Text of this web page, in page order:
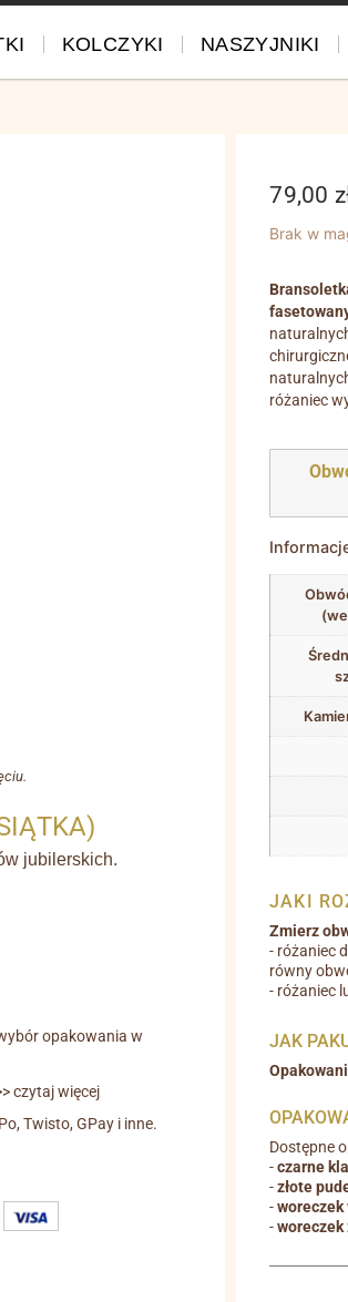
KOLCZYKI NASZYJNIKI
jubilerskich.
opakowania w
czytaj więcej
Twisto, GPay i inne.
79,00
Brak w
różaniec
JAKI
Zmierz
- różaniec
równy
- różaniec
JAK
Dostępne
-czarne
-złote
-woreczek
-woreczek